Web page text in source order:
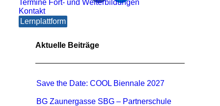
Termine Fort- und Weiterbildungen
Kontakt
Lernplattform
Aktuelle Beiträge
Save the Date: COOL Biennale 2027
BG Zaunergasse SBG – Partnerschule